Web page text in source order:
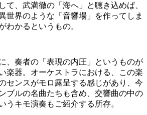
て、武満徹の「海へ」と聴き込めば、
世界のような「音響場」を作ってしま
わかるというもの。
、奏者の「表現の内圧」というものが
楽器。オーケストラにおける、この楽
センスがモロ露呈する感じがあり、今
ブルの名曲たちも含め、交響曲の中の
うキモ演奏もご紹介する所存。